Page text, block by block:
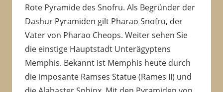
Rote Pyramide des Snofru. Als Begründer der
Dashur Pyramiden gilt Pharao Snofru, der
Vater von Pharao Cheops. Weiter sehen Sie
die einstige Hauptstadt Unterägyptens
Memphis. Bekannt ist Memphis heute durch
die imposante Ramses Statue (Rames II) und